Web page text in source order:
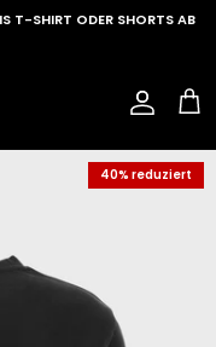
T-SHIRT ODER SHORTS AB
Konto
40% reduziert